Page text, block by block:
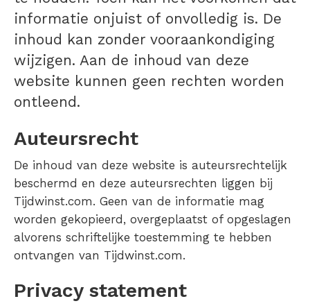
informatie onjuist of onvolledig is. De
inhoud kan zonder vooraankondiging
wijzigen. Aan de inhoud van deze
website kunnen geen rechten worden
ontleend.
Auteursrecht
De inhoud van deze website is auteursrechtelijk
beschermd en deze auteursrechten liggen bij
Tijdwinst.com. Geen van de informatie mag
worden gekopieerd, overgeplaatst of opgeslagen
alvorens schriftelijke toestemming te hebben
ontvangen van Tijdwinst.com.
Privacy statement